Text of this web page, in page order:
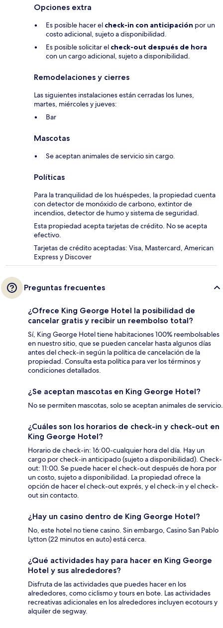
Opciones extra
Es posible hacer el check-in con anticipación por un
costo adicional, sujeto a disponibilidad.
Es posible solicitar el check-out después de hora
con un cargo adicional, sujeto a disponibilidad.
Remodelaciones y cierres
Las siguientes instalaciones están cerradas los lunes,
martes, miércoles y jueves:
Bar
Mascotas
Se aceptan animales de servicio sin cargo.
Políticas
Para la tranquilidad de los huéspedes, la propiedad cuenta
con detector de monóxido de carbono, extintor de
incendios, detector de humo y sistema de seguridad.
Esta propiedad acepta tarjetas de crédito. No se acepta
efectivo.
Tarjetas de crédito aceptadas: Visa, Mastercard, American
Express y Discover
Preguntas frecuentes
¿Ofrece King George Hotel la posibilidad de
cancelar gratis y recibir un reembolso total?
Sí, King George Hotel tiene habitaciones 100% reembolsables
en nuestro sitio, que se pueden cancelar hasta algunos días
antes del check-in según la política de cancelación de la
propiedad. Consulta esta política para ver los términos y
condiciones detallados.
¿Se aceptan mascotas en King George Hotel?
No se permiten mascotas, solo se aceptan animales de servicio.
¿Cuáles son los horarios de check-in y check-out en
King George Hotel?
Horario de check-in: 16:00-cualquier hora del día. Hay un
cargo por check-in anticipado (sujeto a disponibilidad). Check-
out: 11:00. Se puede hacer el check-out después de hora por
un costo, sujeto a disponibilidad. La propiedad ofrece la
opción de hacer el check-out exprés, y el check-in y el check-
out sin contacto.
¿Hay un casino dentro de King George Hotel?
No, este hotel no tiene casino. Sin embargo, Casino San Pablo
Lytton (22 minutos en auto) está cerca.
¿Qué actividades hay para hacer en King George
Hotel y sus alrededores?
Disfruta de las actividades que puedes hacer en los
alrededores, como ciclismo y tours en bote. Las actividades
recreativas adicionales en los alrededores incluyen ecotours y
alquiler de segway.